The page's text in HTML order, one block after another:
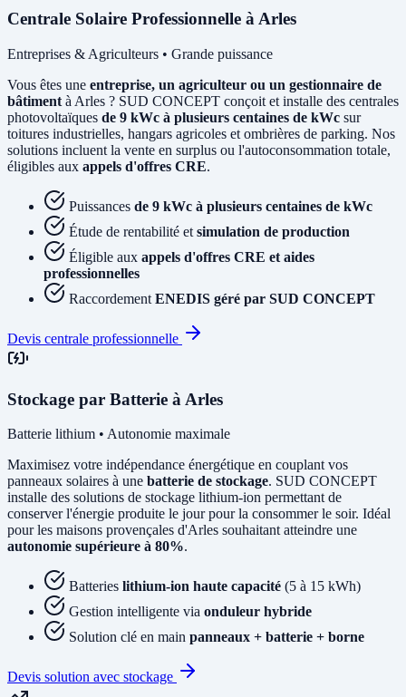
Centrale Solaire Professionnelle à Arles
Entreprises & Agriculteurs • Grande puissance
Vous êtes une entreprise, un agriculteur ou un gestionnaire de
bâtiment à Arles ? SUD CONCEPT conçoit et installe des centrales
photovoltaïques de 9 kWc à plusieurs centaines de kWc sur
toitures industrielles, hangars agricoles et ombrières de parking. Nos
solutions incluent la vente en surplus ou l'autoconsommation totale,
éligibles aux appels d'offres CRE.
Puissances de 9 kWc à plusieurs centaines de kWc
Étude de rentabilité et simulation de production
Éligible aux appels d'offres CRE et aides
professionnelles
Raccordement ENEDIS géré par SUD CONCEPT
Devis centrale professionnelle
Stockage par Batterie à Arles
Batterie lithium • Autonomie maximale
Maximisez votre indépendance énergétique en couplant vos
panneaux solaires à une batterie de stockage. SUD CONCEPT
installe des solutions de stockage lithium-ion permettant de
conserver l'énergie produite le jour pour la consommer le soir. Idéal
pour les maisons provençales d'Arles souhaitant atteindre une
autonomie supérieure à 80%.
Batteries lithium-ion haute capacité (5 à 15 kWh)
Gestion intelligente via onduleur hybride
Solution clé en main panneaux + batterie + borne
Devis solution avec stockage